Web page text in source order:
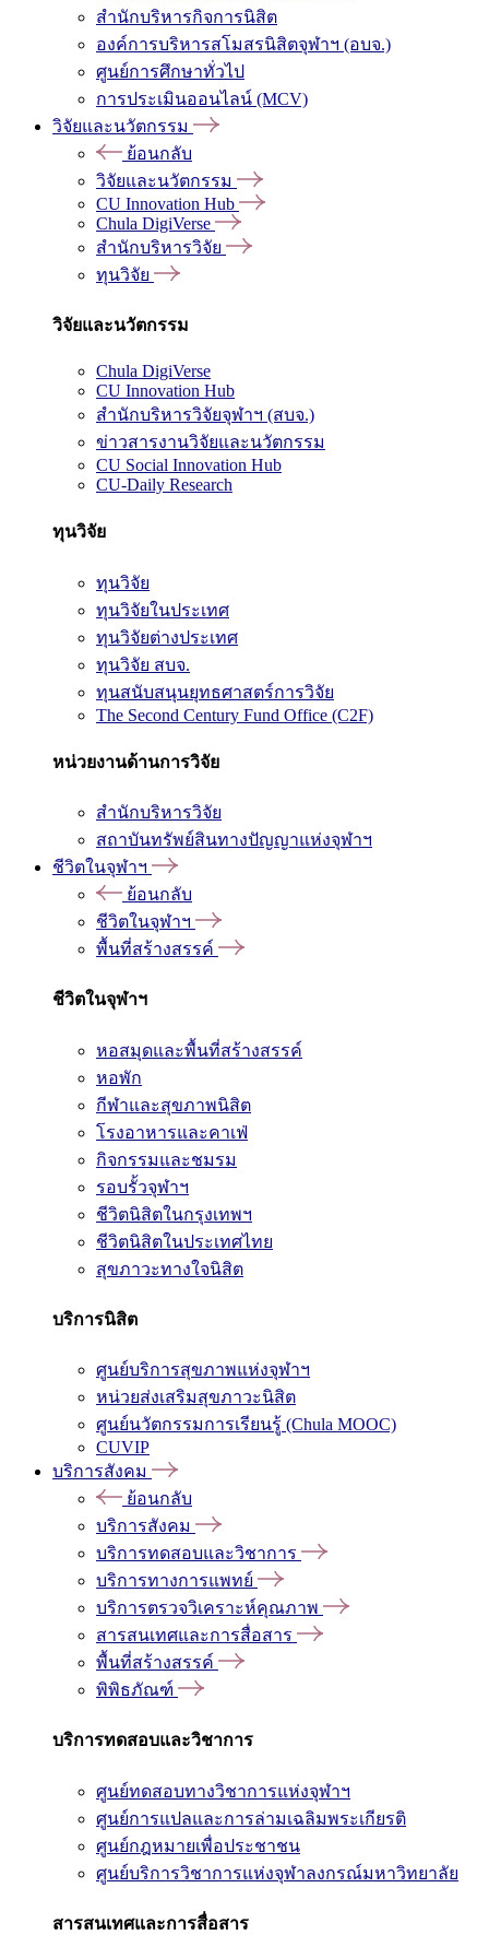
สำนักบริหารกิจการนิสิต
องค์การบริหารสโมสรนิสิตจุฬาฯ (อบจ.)
ศูนย์การศึกษาทั่วไป
การประเมินออนไลน์ (MCV)
วิจัยและนวัตกรรม
ย้อนกลับ
วิจัยและนวัตกรรม
CU Innovation Hub
Chula DigiVerse
สำนักบริหารวิจัย
ทุนวิจัย
วิจัยและนวัตกรรม
Chula DigiVerse
CU Innovation Hub
สำนักบริหารวิจัยจุฬาฯ (สบจ.)
ข่าวสารงานวิจัยและนวัตกรรม
CU Social Innovation Hub
CU-Daily Research
ทุนวิจัย
ทุนวิจัย
ทุนวิจัยในประเทศ
ทุนวิจัยต่างประเทศ
ทุนวิจัย สบจ.
ทุนสนับสนุนยุทธศาสตร์การวิจัย
The Second Century Fund Office (C2F)
หน่วยงานด้านการวิจัย
สำนักบริหารวิจัย
สถาบันทรัพย์สินทางปัญญาแห่งจุฬาฯ
ชีวิตในจุฬาฯ
ย้อนกลับ
ชีวิตในจุฬาฯ
พื้นที่สร้างสรรค์
ชีวิตในจุฬาฯ
หอสมุดและพื้นที่สร้างสรรค์
หอพัก
กีฬาและสุขภาพนิสิต
โรงอาหารและคาเฟ่
กิจกรรมและชมรม
รอบรั้วจุฬาฯ
ชีวิตนิสิตในกรุงเทพฯ
ชีวิตนิสิตในประเทศไทย
สุขภาวะทางใจนิสิต
บริการนิสิต
ศูนย์บริการสุขภาพแห่งจุฬาฯ
หน่วยส่งเสริมสุขภาวะนิสิต
ศูนย์นวัตกรรมการเรียนรู้ (Chula MOOC)
CUVIP
บริการสังคม
ย้อนกลับ
บริการสังคม
บริการทดสอบและวิชาการ
บริการทางการแพทย์
บริการตรวจวิเคราะห์คุณภาพ
สารสนเทศและการสื่อสาร
พื้นที่สร้างสรรค์
พิพิธภัณฑ์
บริการทดสอบและวิชาการ
ศูนย์ทดสอบทางวิชาการแห่งจุฬาฯ
ศูนย์การแปลและการล่ามเฉลิมพระเกียรติ
ศูนย์กฎหมายเพื่อประชาชน
ศูนย์บริการวิชาการแห่งจุฬาลงกรณ์มหาวิทยาลัย
สารสนเทศและการสื่อสาร